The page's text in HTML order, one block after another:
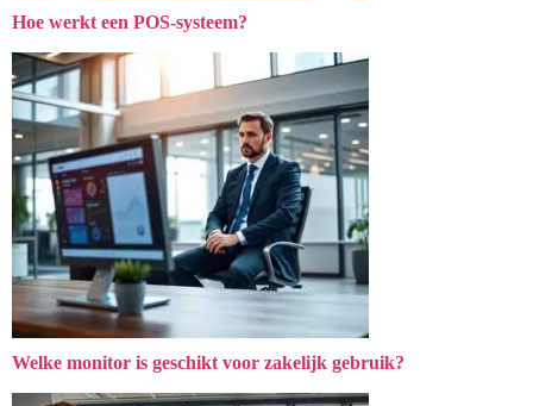
Hoe werkt een POS-systeem?
Welke monitor is geschikt voor zakelijk gebruik?